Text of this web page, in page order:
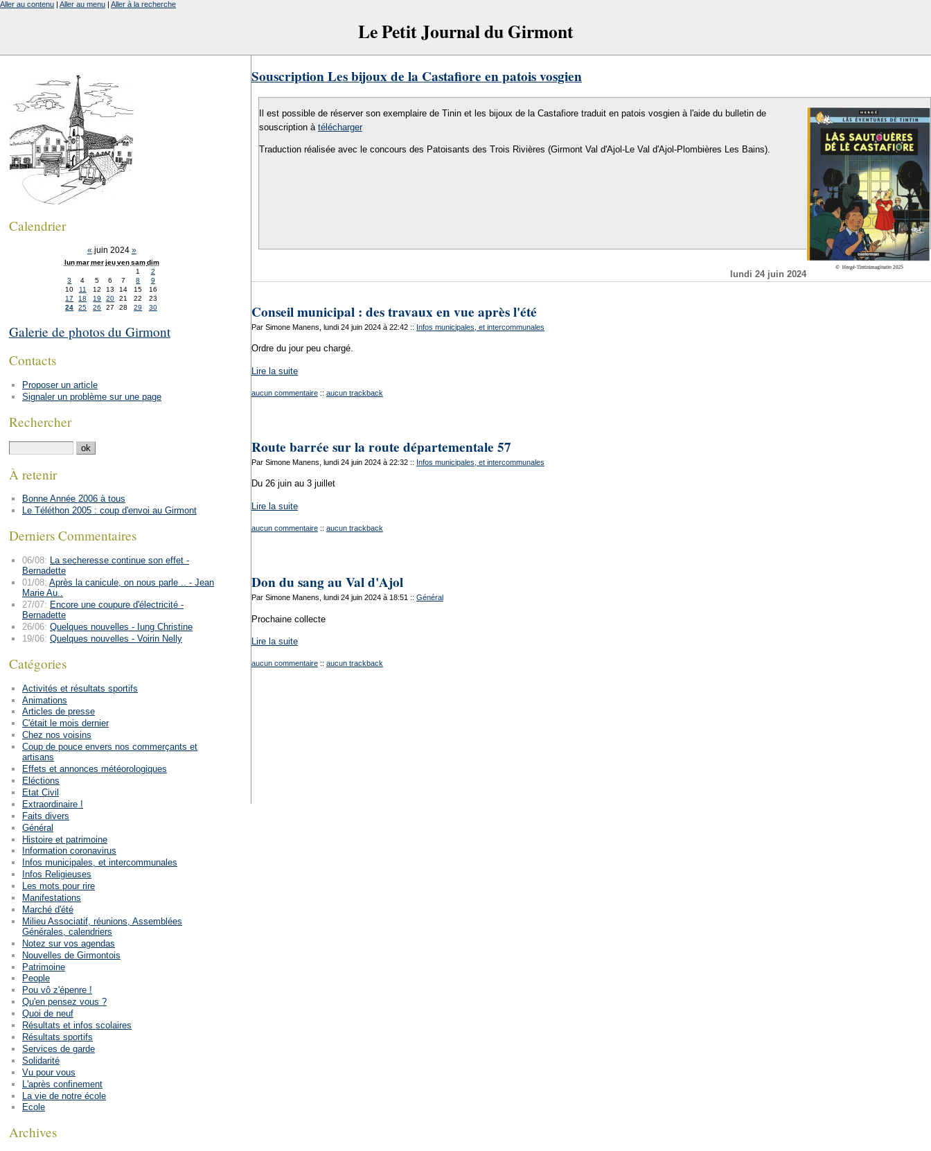
Le Petit Journal du Girmont
Aller au contenu | Aller au menu | Aller à la recherche
Souscription Les bijoux de la Castafiore en patois vosgien
Il est possible de réserver son exemplaire de Tinin et les bijoux de la Castafiore traduit en patois vosgien à l'aide du bulletin de
souscription à télécharger
Traduction réalisée avec le concours des Patoisants des Trois Rivières (Girmont Val d'Ajol-Le Val d'Ajol-Plombières Les Bains).
lundi 24 juin 2024
Conseil municipal : des travaux en vue après l'été
Par Simone Manens, lundi 24 juin 2024 à 22:42 :: Infos municipales, et intercommunales
Ordre du jour peu chargé.
Lire la suite
aucun commentaire :: aucun trackback
Route barrée sur la route départementale 57
Par Simone Manens, lundi 24 juin 2024 à 22:32 :: Infos municipales, et intercommunales
Du 26 juin au 3 juillet
Lire la suite
aucun commentaire :: aucun trackback
Don du sang au Val d'Ajol
Par Simone Manens, lundi 24 juin 2024 à 18:51 :: Général
Prochaine collecte
Lire la suite
aucun commentaire :: aucun trackback
Calendrier
« juin 2024 »
lun mar mer jeu ven sam dim
1
2
3
4 5 6 7 8
9
10
11 12 13 14 15
16
17
18 19 20 21 22
23
24
25 26 27 28 29 30
Galerie de photos du Girmont
Contacts
Proposer un article
Signaler un problème sur une page
Rechercher
À retenir
Bonne Année 2006 à tous
Le Téléthon 2005 : coup d'envoi au Girmont
Derniers Commentaires
06/08: La secheresse continue son effet -
Bernadette
01/08: Après la canicule, on nous parle .. - Jean
Marie Au..
27/07: Encore une coupure d'électricité -
Bernadette
26/06: Quelques nouvelles - Iung Christine
19/06: Quelques nouvelles - Voirin Nelly
Catégories
Activités et résultats sportifs
Animations
Articles de presse
C'était le mois dernier
Chez nos voisins
Coup de pouce envers nos commerçants et
artisans
Effets et annonces météorologiques
Eléctions
Etat Civil
Extraordinaire !
Faits divers
Général
Histoire et patrimoine
Information coronavirus
Infos municipales, et intercommunales
Infos Religieuses
Les mots pour rire
Manifestations
Marché d'été
Milieu Associatif, réunions, Assemblées
Générales, calendriers
Notez sur vos agendas
Nouvelles de Girmontois
Patrimoine
People
Pou vô z'épenre !
Qu'en pensez vous ?
Quoi de neuf
Résultats et infos scolaires
Résultats sportifs
Services de garde
Solidarité
Vu pour vous
L'après confinement
La vie de notre école
Ecole
Archives